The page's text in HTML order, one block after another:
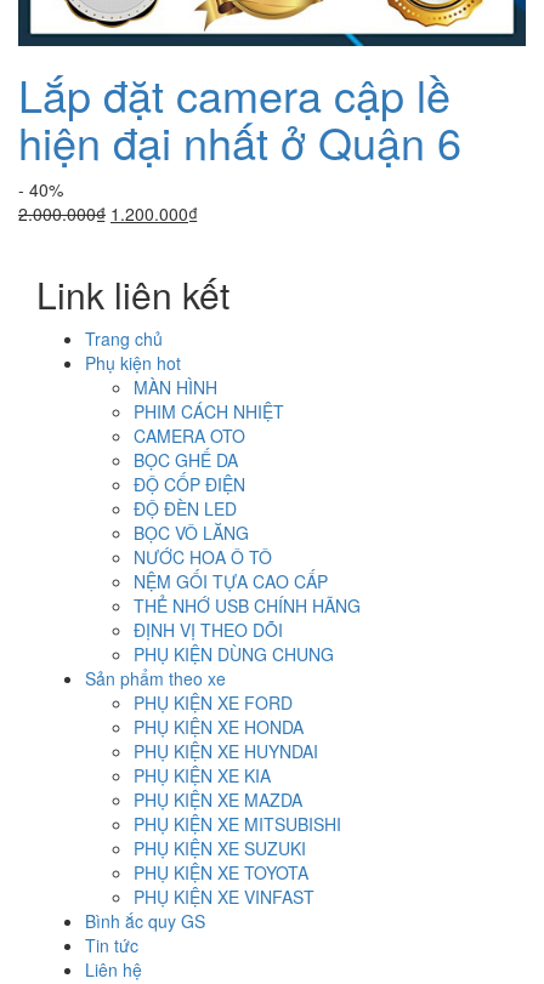
Lắp đặt camera cập lề
hiện đại nhất ở Quận 6
- 40%
2.000.000₫ Giá
2.000.000₫.
1.200.000₫Giá
là:
1.200.000₫.
Link liên kết
Trang chủ
Phụ kiện hot
MÀN HÌNH
PHIM CÁCH NHIỆT
CAMERA OTO
BỌC GHẾ DA
ĐỘ CỐP ĐIỆN
ĐỘ ĐÈN LED
BỌC VÔ LĂNG
NƯỚC HOA Ô TÔ
NỆM GỐI TỰA CAO CẤP
THẺ NHỚ USB CHÍNH HÃNG
ĐỊNH VỊ THEO DÕI
PHỤ KIỆN DÙNG CHUNG
Sản phẩm theo xe
PHỤ KIỆN XE FORD
PHỤ KIỆN XE HONDA
PHỤ KIỆN XE HUYNDAI
PHỤ KIỆN XE KIA
PHỤ KIỆN XE MAZDA
PHỤ KIỆN XE MITSUBISHI
PHỤ KIỆN XE SUZUKI
PHỤ KIỆN XE TOYOTA
PHỤ KIỆN XE VINFAST
Bình ắc quy GS
Tin tức
Liên hệ